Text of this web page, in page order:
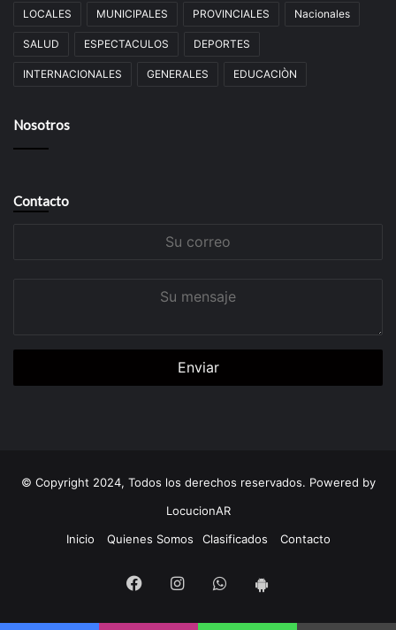
LOCALES MUNICIPALES PROVINCIALES Nacionales
SALUD ESPECTACULOS DEPORTES
INTERNACIONALES GENERALES EDUCACIÒN
Nosotros
Contacto
© Copyright 2024, Todos los derechos reservados. Powered by
LocucionAR
Inicio
Quienes Somos Clasificados Contacto
FacebookInstagramWhatsapp